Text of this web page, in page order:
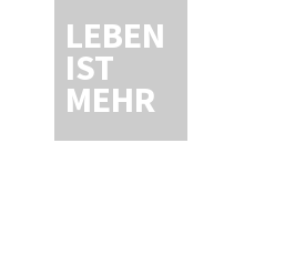
LEBEN
IST
MEHR